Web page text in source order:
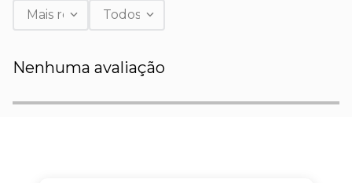
Mais recentesTodos
Nenhuma avaliação